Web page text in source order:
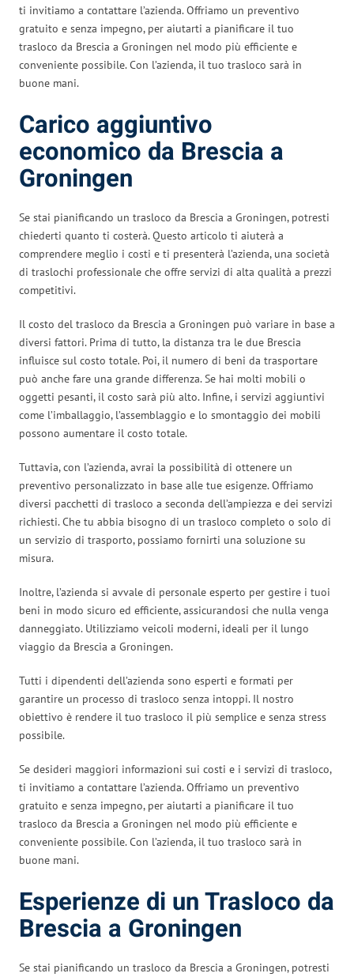
ti invitiamo a contattare l’azienda. Offriamo un preventivo
gratuito e senza impegno, per aiutarti a pianificare il tuo
trasloco da Brescia a Groningen nel modo più efficiente e
conveniente possibile. Con l’azienda, il tuo trasloco sarà in
buone mani.
Carico aggiuntivo
economico da Brescia a
Groningen
Se stai pianificando un trasloco da Brescia a Groningen, potresti
chiederti quanto ti costerà. Questo articolo ti aiuterà a
comprendere meglio i costi e ti presenterà l’azienda, una società
di traslochi professionale che offre servizi di alta qualità a prezzi
competitivi.
Il costo del trasloco da Brescia a Groningen può variare in base a
diversi fattori. Prima di tutto, la distanza tra le due Brescia
influisce sul costo totale. Poi, il numero di beni da trasportare
può anche fare una grande differenza. Se hai molti mobili o
oggetti pesanti, il costo sarà più alto. Infine, i servizi aggiuntivi
come l’imballaggio, l’assemblaggio e lo smontaggio dei mobili
possono aumentare il costo totale.
Tuttavia, con l’azienda, avrai la possibilità di ottenere un
preventivo personalizzato in base alle tue esigenze. Offriamo
diversi pacchetti di trasloco a seconda dell’ampiezza e dei servizi
richiesti. Che tu abbia bisogno di un trasloco completo o solo di
un servizio di trasporto, possiamo fornirti una soluzione su
misura.
Inoltre, l’azienda si avvale di personale esperto per gestire i tuoi
beni in modo sicuro ed efficiente, assicurandosi che nulla venga
danneggiato. Utilizziamo veicoli moderni, ideali per il lungo
viaggio da Brescia a Groningen.
Tutti i dipendenti dell’azienda sono esperti e formati per
garantire un processo di trasloco senza intoppi. Il nostro
obiettivo è rendere il tuo trasloco il più semplice e senza stress
possibile.
Se desideri maggiori informazioni sui costi e i servizi di trasloco,
ti invitiamo a contattare l’azienda. Offriamo un preventivo
gratuito e senza impegno, per aiutarti a pianificare il tuo
trasloco da Brescia a Groningen nel modo più efficiente e
conveniente possibile. Con l’azienda, il tuo trasloco sarà in
buone mani.
Esperienze di un Trasloco da
Brescia a Groningen
Se stai pianificando un trasloco da Brescia a Groningen, potresti